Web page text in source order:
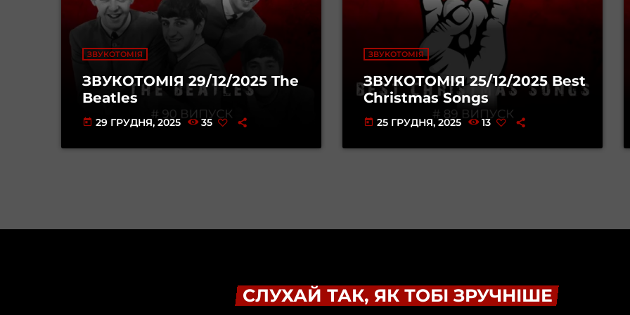
ЗВУКОТОМІЯ
ЗВУКОТОМІЯ 29/12/2025 The
Beatles
today 29 ГРУДНЯ, 2025 35
ЗВУКОТОМІЯ
ЗВУКОТОМІЯ 25/12/2025 Best
Christmas Songs
today 25 ГРУДНЯ, 2025 13
СЛУХАЙ ТАК, ЯК ТОБІ ЗРУЧНІШЕ